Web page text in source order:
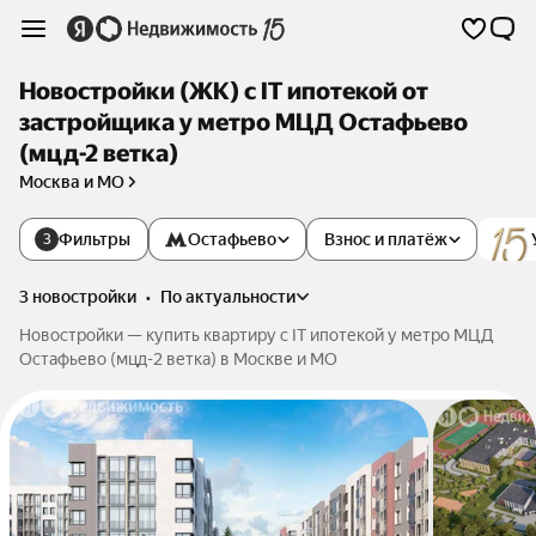
Новостройки (ЖК) с IT ипотекой от
застройщика у метро МЦД Остафьево
(мцд-2 ветка)
Москва и МО
3 Фильтры Остафьево Взнос и платёж
3 новостройки •
по актуальности
Новостройки — купить квартиру с IT ипотекой у метро МЦД
Остафьево (мцд-2 ветка) в Москве и МО